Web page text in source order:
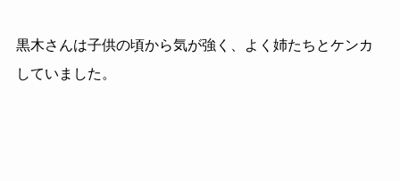
黒木さんは子供の頃から気が強く、よく姉たちとケンカ
していました。